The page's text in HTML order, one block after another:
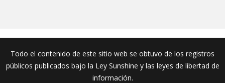
Todo el contenido de este sitio web se obtuvo de los registros
públicos publicados bajo la Ley Sunshine y las leyes de libertad de
información.